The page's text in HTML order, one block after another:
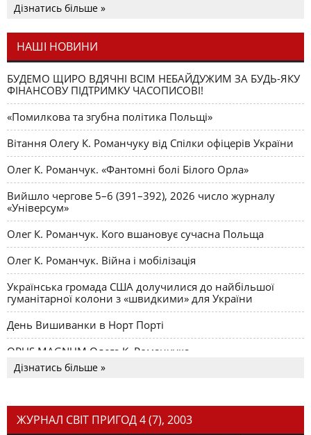
Дізнатись більше »
НАШІ НОВИНИ
БУДЕМО ЩИРО ВДЯЧНІ ВСІМ НЕБАЙДУЖИМ ЗА БУДЬ-ЯКУ
ФІНАНСОВУ ПІДТРИМКУ ЧАСОПИСОВІ!
«Помилкова та згубна політика Польщі»
Вітання Олегу К. Романчуку від Спілки офіцерів України
Олег К. Романчук. «Фантомні болі Білого Орла»
Вийшло чергове 5–6 (391–392), 2026 число журналу
«Універсум»
Олег К. Романчук. Кого вшановує сучасна Польща
Олег К. Романчук. Війна і мобілізація
Українська громада США долучилися до найбільшої
гуманітарної колони з «швидкими» для України
День Вишиванки в Норт Порті
OPUS MAGNUM Олега К. Романчука
Дізнатись більше »
ЖУРНАЛ СВІТ ПРИГОД 4 (7), 2003